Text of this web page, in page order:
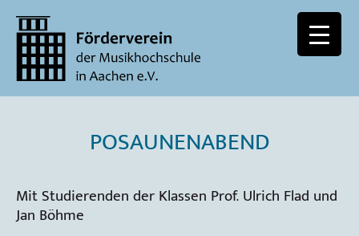
POSAUNENABEND
Mit Studierenden der Klassen Prof. Ulrich Flad und
Jan Böhme